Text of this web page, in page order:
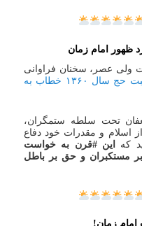
ظهور امام زمان
ولی عصر، سخنان فراوانی
پیامی که به مناسبت حج سال ۱۳۶۰ خطاب به
تحت سلطه ستمگران،
اسلام و مقدرات خود دفاع
که
این #قرن به خواست
مستکبران و حق بر باطل
امام زمان!